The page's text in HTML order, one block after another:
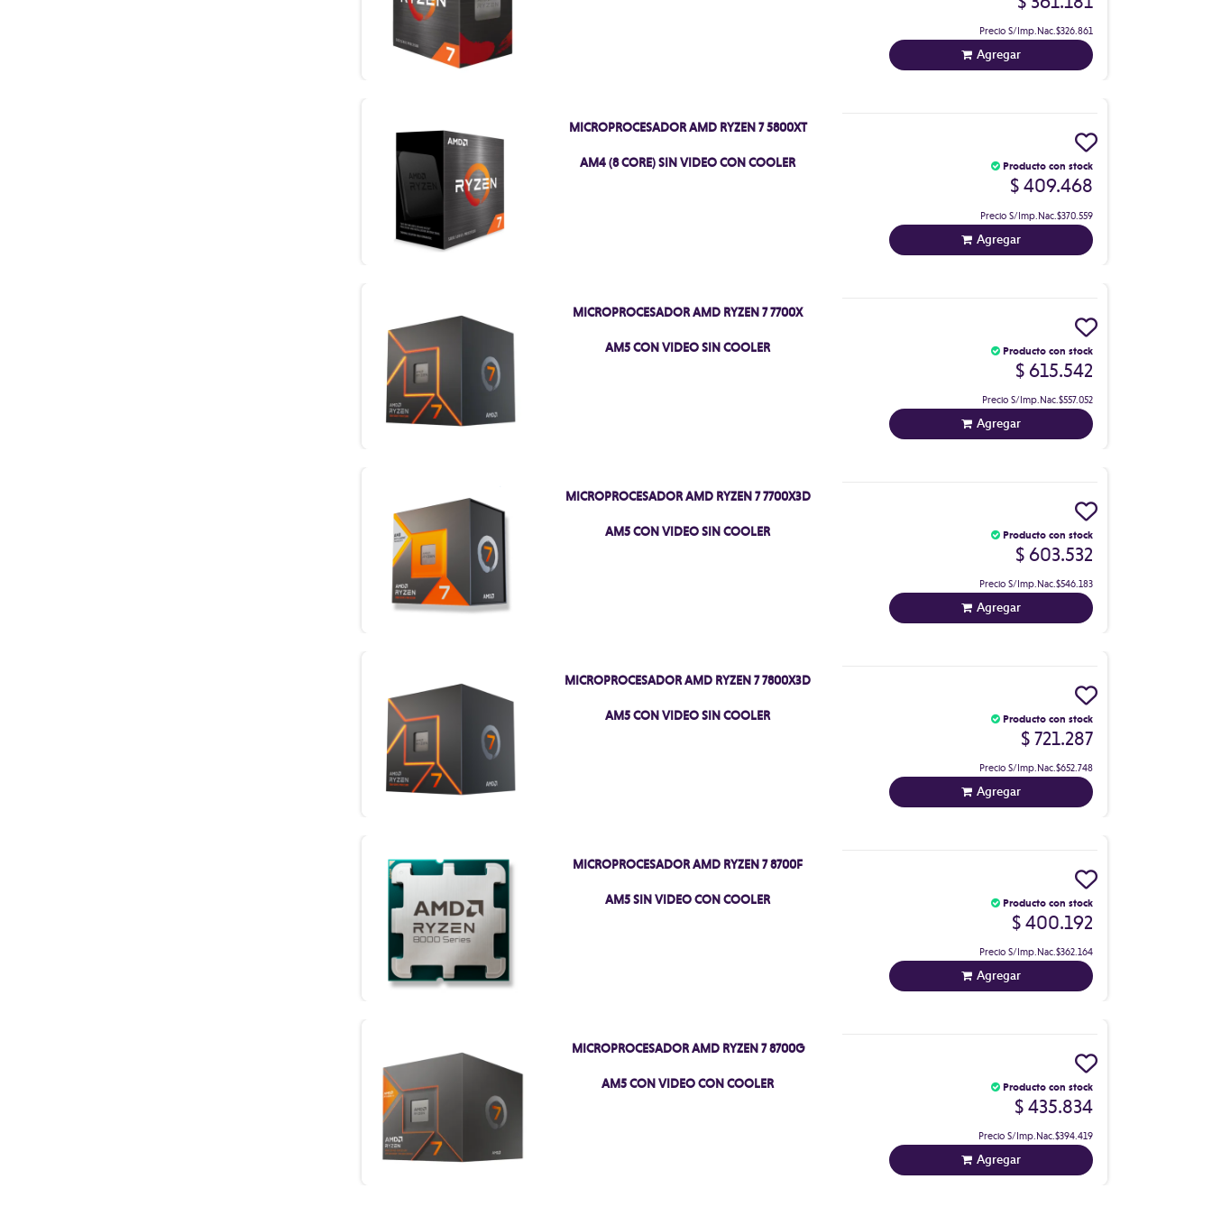
Precio S/Imp.Nac.$326.861
Agregar
MICROPROCESADOR AMD RYZEN 7 5800XT
AM4 (8 CORE) SIN VIDEO CON COOLER Producto con stock
$ 409.468
Precio S/Imp.Nac.$370.559
Agregar
MICROPROCESADOR AMD RYZEN 7 7700X
AM5 CON VIDEO SIN COOLER Producto con stock
$ 615.542
Precio S/Imp.Nac.$557.052
Agregar
MICROPROCESADOR AMD RYZEN 7 7700X3D
AM5 CON VIDEO SIN COOLER Producto con stock
$ 603.532
Precio S/Imp.Nac.$546.183
Agregar
MICROPROCESADOR AMD RYZEN 7 7800X3D
AM5 CON VIDEO SIN COOLER Producto con stock
$ 721.287
Precio S/Imp.Nac.$652.748
Agregar
MICROPROCESADOR AMD RYZEN 7 8700F
AM5 SIN VIDEO CON COOLER Producto con stock
$ 400.192
Precio S/Imp.Nac.$362.164
Agregar
MICROPROCESADOR AMD RYZEN 7 8700G
AM5 CON VIDEO CON COOLER Producto con stock
$ 435.834
Precio S/Imp.Nac.$394.419
Agregar